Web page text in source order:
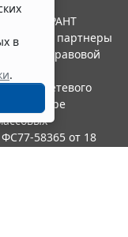
в
.
ГАРАНТ
и ее партнеры
правовой
сетевого
в сфере
58365 от 18